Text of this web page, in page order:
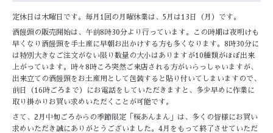
定休日は木曜日です。毎月1回の月曜休業は、5月は13日（月）です。
酒饅頭の販売開始は、午前8時30分より行っています。この時期は夜明けも
早くなり酒饅頭を手土産に早朝お出かけする方も多くなります。8時30分に
は特別大きなご注文がない限り数量の大小はありますが10種類がほぼ出来
上がっています。時々8時ころ突然ご来店される方がいらっしゃいますが、
出来立ての酒饅頭をお土産用として包装すると貼り付いてしまいますので、
前日（16時ごろまで）にお電話をしていただきますと、多少早めに作業に
取り掛かりお買い求めいただくことが可能です。
さて、2月中旬ごろからの季節限定「桜あんまん」は、多くの皆様にお買い
求めいただき誠にありがとうございました。4月をもって終了させていただ